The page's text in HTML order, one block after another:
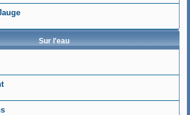
Sur l'eau